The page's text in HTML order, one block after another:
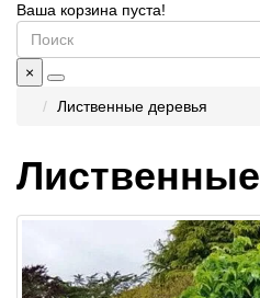
Ваша корзина пуста!
×
Лиственные деревья